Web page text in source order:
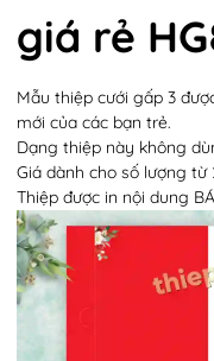
giá rẻ
Mẫu thiệp cưới gấp 3
mới của các bạn trẻ.
Dạng thiệp này không
Giá dành cho số lượng
Thiệp được in nội dung